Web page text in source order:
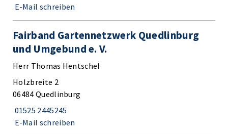
E-Mail schreiben
Fairband Gartennetzwerk Quedlinburg
und Umgebund e. V.
Herr Thomas Hentschel
Holzbreite 2
06484 Quedlinburg
01525 2445245
E-Mail schreiben